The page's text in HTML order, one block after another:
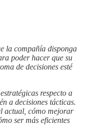
la compañía disponga
poder hacer que su
de decisiones esté
respecto a
a decisiones tácticas.
actual, cómo mejorar
ser más eficientes